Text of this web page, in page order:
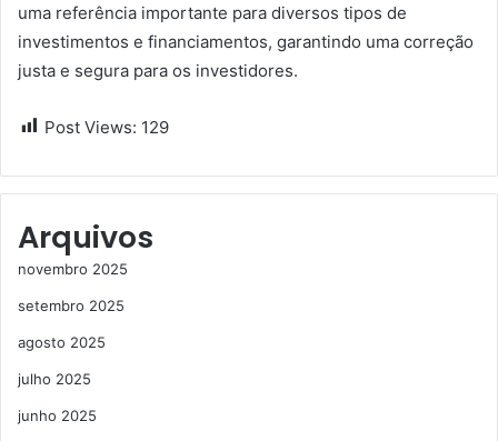
uma referência importante para diversos tipos de
investimentos e financiamentos, garantindo uma correção
justa e segura para os investidores.
Post Views: 129
Arquivos
novembro 2025
setembro 2025
agosto 2025
julho 2025
junho 2025